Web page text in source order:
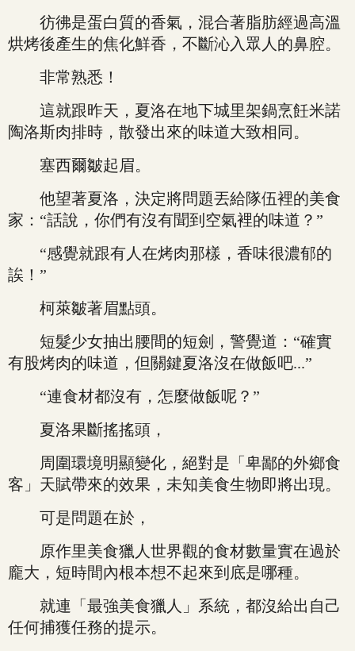
彷彿是蛋白質的香氣，混合著脂肪經過高溫
烘烤後產生的焦化鮮香，不斷沁入眾人的鼻腔。
非常熟悉！
這就跟昨天，夏洛在地下城里架鍋烹飪米諾
陶洛斯肉排時，散發出來的味道大致相同。
塞西爾皺起眉。
他望著夏洛，決定將問題丟給隊伍裡的美食
家：“話說，你們有沒有聞到空氣裡的味道？”
“感覺就跟有人在烤肉那樣，香味很濃郁的
誒！”
柯萊皺著眉點頭。
短髮少女抽出腰間的短劍，警覺道：“確實
有股烤肉的味道，但關鍵夏洛沒在做飯吧...”
“連食材都沒有，怎麼做飯呢？”
夏洛果斷搖搖頭，
周圍環境明顯變化，絕對是「卑鄙的外鄉食
客」天賦帶來的效果，未知美食生物即將出現。
可是問題在於，
原作里美食獵人世界觀的食材數量實在過於
龐大，短時間內根本想不起來到底是哪種。
就連「最強美食獵人」系統，都沒給出自己
任何捕獲任務的提示。